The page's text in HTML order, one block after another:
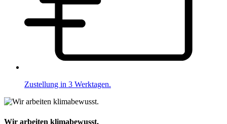
Zustellung in 3 Werktagen.
Wir arbeiten klimabewusst.